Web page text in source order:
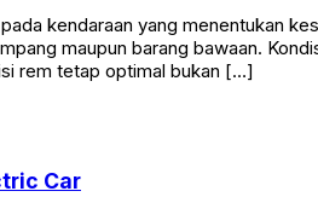
kendaraan yang menentukan
maupun barang bawaan.
rem tetap optimal bukan […]
Car